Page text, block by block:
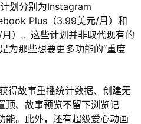
划分别为Instagram
Plus（3.99美元/月）和
）。这些计划并非取代现有的
为那些想要更多功能的“重度
得故事重播统计数据、创建无
顶、故事预览不留下浏览记
能。此外，还有超级爱心动画